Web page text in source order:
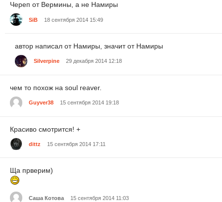
Череп от Вермины, а не Намиры
SiB 18 сентября 2014 15:49
автор написал от Намиры, значит от Намиры
Silverpine 29 декабря 2014 12:18
чем то похож на soul reaver.
Guyver38 15 сентября 2014 19:18
Красиво смотрится! +
dittz 15 сентября 2014 17:11
Ща прверим)
Саша Котова 15 сентября 2014 11:03